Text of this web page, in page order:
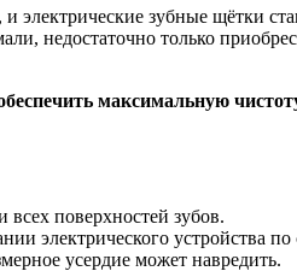
зубные щётки
недостаточно только
максимальную
всех поверхностей зубов.
электрического устройства
усердие может навредить.